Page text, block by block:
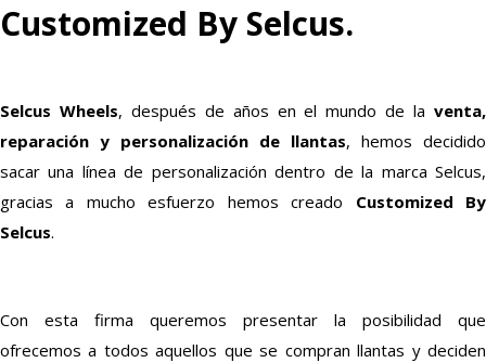
Customized By Selcus.
Selcus Wheels, después de años en el mundo de laventa,
reparación y personalización de llantas, hemos decidido
sacar una línea de personalización dentro de la marca Selcus,
gracias a mucho esfuerzo hemos creado Customized By
Selcus.
Con esta firma queremos presentar la posibilidad que
ofrecemos a todos aquellos que se compran llantas y deciden